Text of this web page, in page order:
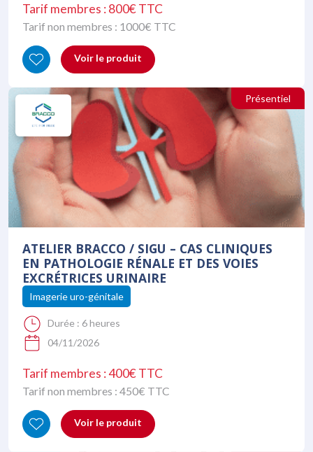
Tarif membres : 800€ TTC
Tarif non membres : 1000€ TTC
Voir le produit
Présentiel
ATELIER BRACCO / SIGU – CAS CLINIQUES
EN PATHOLOGIE RÉNALE ET DES VOIES
EXCRÉTRICES URINAIRE
Imagerie uro-génitale
Durée : 6 heures
04/11/2026
Tarif membres : 400€ TTC
Tarif non membres : 450€ TTC
Voir le produit